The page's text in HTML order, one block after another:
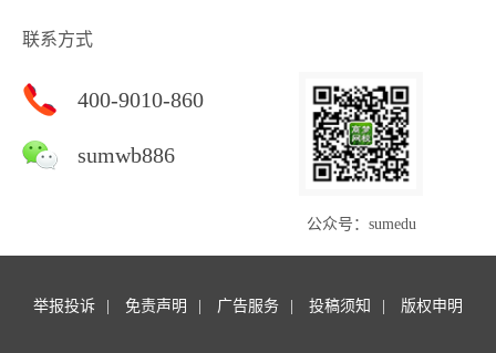
联系方式
400-9010-860
sumwb886
公众号：sumedu
举报投诉 免责声明 广告服务 投稿须知 版权申明